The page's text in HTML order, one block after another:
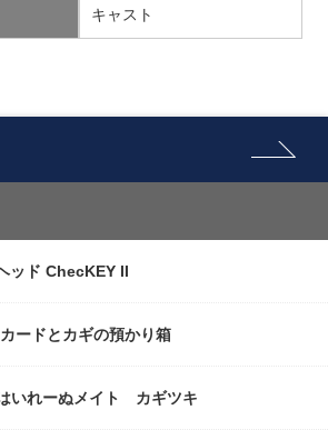
キャスト
ッド ChecKEY II
ードとカギの預かり箱
いれーぬメイト カギツキ